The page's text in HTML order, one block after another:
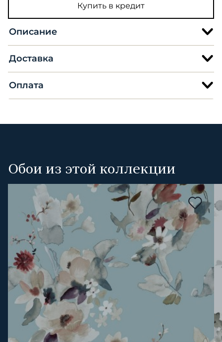
Купить в кредит
Описание
Доставка
Оплата
Обои из этой коллекции